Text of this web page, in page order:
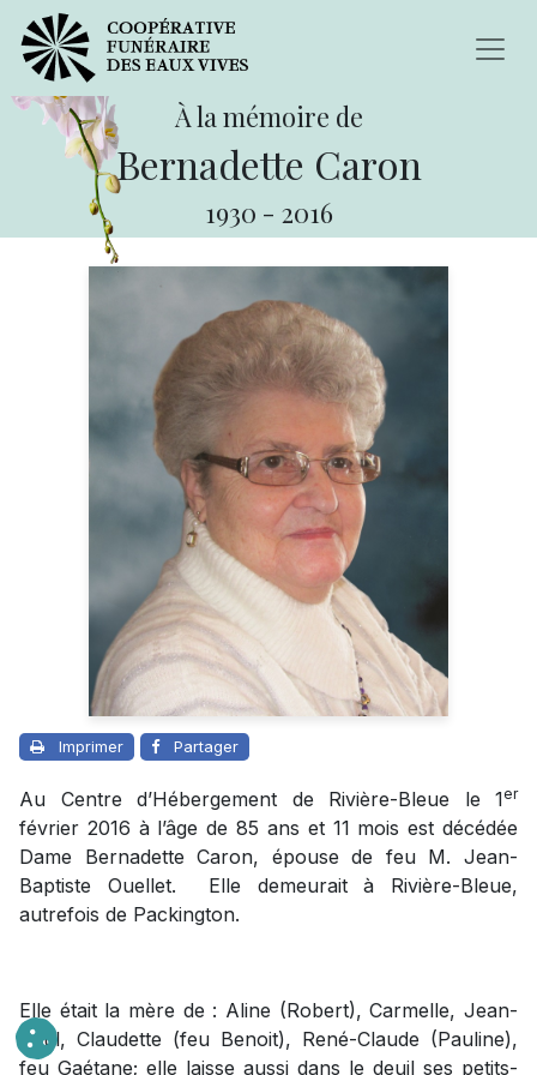
À la mémoire de
Bernadette Caron
1930 - 2016
Imprimer Partager
Au Centre d’Hébergement de Rivière-Bleue le 1er
février 2016 à l’âge de 85 ans et 11 mois est décédée
Dame Bernadette Caron, épouse de feu M. Jean-
Baptiste Ouellet. Elle demeurait à Rivière-Bleue,
autrefois de Packington.
Elle était la mère de : Aline (Robert), Carmelle, Jean-
Paul, Claudette (feu Benoit), René-Claude (Pauline),
feu Gaétane; elle laisse aussi dans le deuil ses petits-